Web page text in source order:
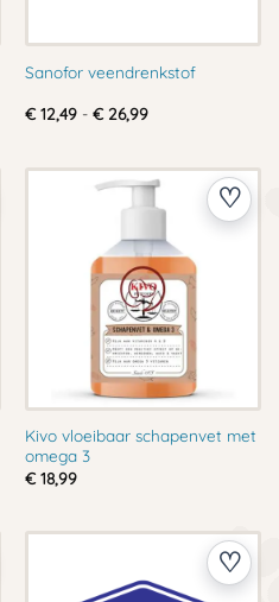
Sanofor veendrenkstof
€12,49 - €26,99Prijsklasse:
Kivo vloeibaar schapenvet met
omega 3
€18,99